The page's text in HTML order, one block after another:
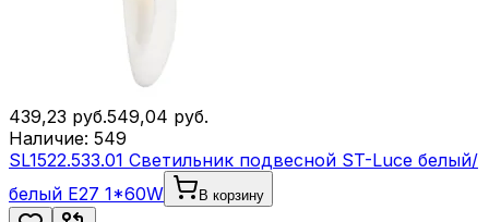
439,23 руб.549,04 руб.
Наличие: 549
SL1522.533.01 Светильник подвесной ST-Luce белый/
белый E27 1*60W
В корзину